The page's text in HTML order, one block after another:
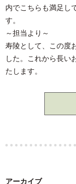
内でこちらも満足し
す。
～担当より～
寿陵として、この度
した。これから長い
たします。
アーカイブ